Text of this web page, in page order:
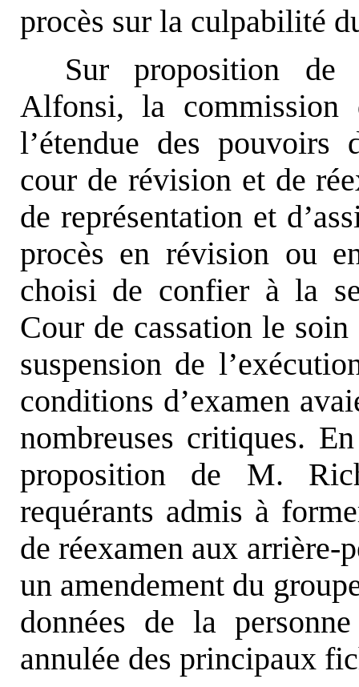
procès sur la culpabilité
Sur proposition de
Alfonsi, la commission
l’étendue des pouvoirs
cour de révision et de
de représentation et
procès en révision ou
choisi de confier à la
Cour de cassation le
suspension de
conditions d’examen
nombreuses critiques.
proposition de M.
requérants admis à
de réexamen aux arrière-
un amendement du
données de la
annulée des principaux